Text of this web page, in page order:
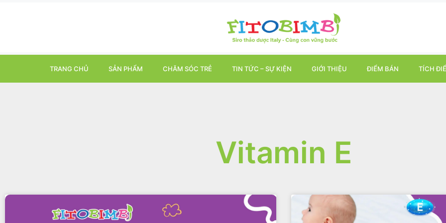
TRANG CHỦ SẢN PHẨM CHĂM SÓC TRẺ TIN TỨC – SỰ KIỆN GIỚI THIỆU ĐIỂM BÁN TÍCH
Vitamin E